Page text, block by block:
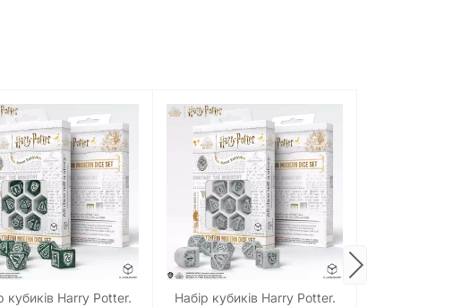
кубиків Harry Potter.
Набір кубиків Harry Potter.